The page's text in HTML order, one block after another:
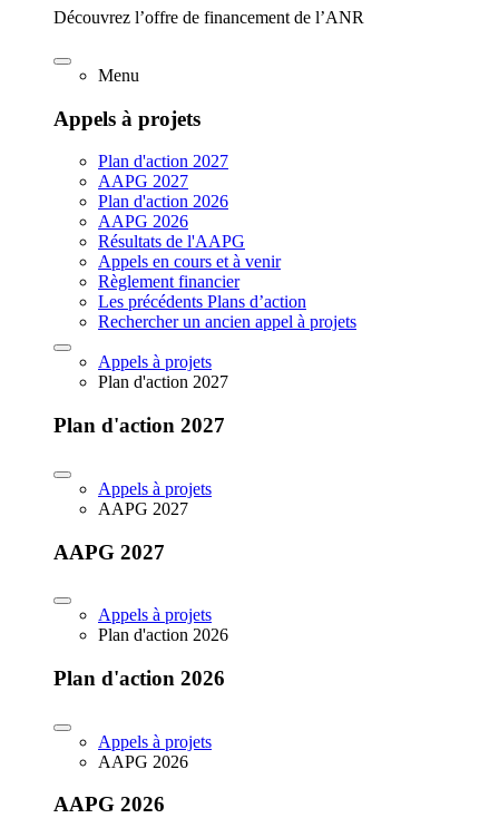
Découvrez l’offre de financement de l’ANR
Menu
Appels à projets
Plan d'action 2027
AAPG 2027
Plan d'action 2026
AAPG 2026
Résultats de l'AAPG
Appels en cours et à venir
Règlement financier
Les précédents Plans d’action
Rechercher un ancien appel à projets
Appels à projets
Plan d'action 2027
Plan d'action 2027
Appels à projets
AAPG 2027
AAPG 2027
Appels à projets
Plan d'action 2026
Plan d'action 2026
Appels à projets
AAPG 2026
AAPG 2026